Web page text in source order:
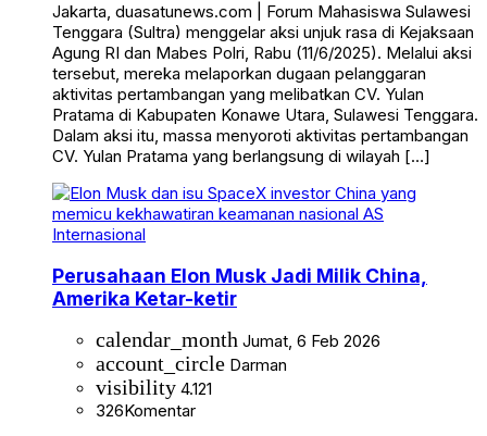
Jakarta, duasatunews.com | Forum Mahasiswa Sulawesi
Tenggara (Sultra) menggelar aksi unjuk rasa di Kejaksaan
Agung RI dan Mabes Polri, Rabu (11/6/2025). Melalui aksi
tersebut, mereka melaporkan dugaan pelanggaran
aktivitas pertambangan yang melibatkan CV. Yulan
Pratama di Kabupaten Konawe Utara, Sulawesi Tenggara.
Dalam aksi itu, massa menyoroti aktivitas pertambangan
CV. Yulan Pratama yang berlangsung di wilayah […]
Internasional
Perusahaan Elon Musk Jadi Milik China,
Amerika Ketar-ketir
calendar_month Jumat, 6 Feb 2026
account_circle Darman
visibility 4.121
326Komentar